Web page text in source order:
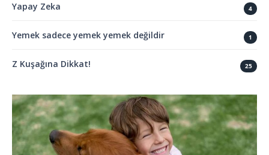
Yapay Zeka 4
Yemek sadece yemek yemek değildir 1
Z Kuşağına Dikkat! 25